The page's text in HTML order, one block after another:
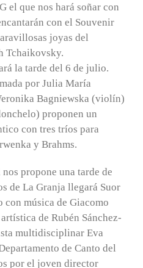
el que nos hará soñar con
con el Souvenir
joyas del
Tchaikovsky.
la tarde del 6 de julio.
por Julia María
Bagniewska (violín)
proponen un
con tres tríos para
y Brahms.
propone una tarde de
de La Granja llegará Suor
con música de Giacomo
de Rubén Sánchez-
multidisciplinar Eva
de Canto del
por el joven director